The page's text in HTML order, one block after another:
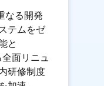
なる開発
テムをゼ
と
面リニュ
研修制度